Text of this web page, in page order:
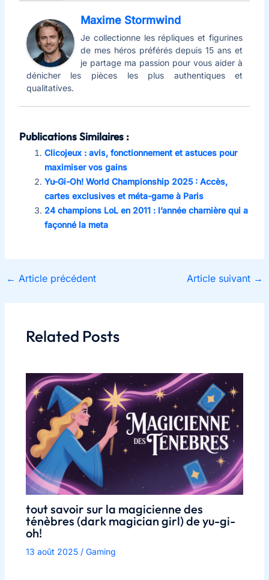
Maxime Stormwind
Je collectionne les répliques et figurines
de mes héros préférés depuis 15 ans et
je partage ma passion pour vous aider à
dénicher les pièces les plus authentiques et
qualitatives.
Publications Similaires :
Clicojeux : avis, fonctionnement et astuces pour
maximiser vos gains
Yu-Gi-Oh! World Championship 2025 : Accès,
cartes exclusives et méta-game à Paris
24 champions LoL en 2011 : l’année charnière qui a
façonné la meta
← Article précédent Article suivant →
Related Posts
tout savoir sur la magicienne des
ténèbres (dark magician girl) de yu-gi-
oh!
13 août 2025 / Gaming